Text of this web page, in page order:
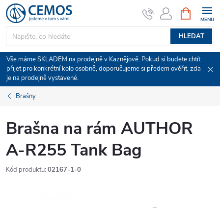
Přejít
na
obsah
HLEDAT
NÁKUPNÍ
KOŠÍK
Vše máme SKLADEM na prodejně v Kaznějově. Pokud si budete chtít
přijet pro konkrétní kolo osobně, doporučujeme si předem ověřit, zda
je na prodejně vystavené.
Brašny
Brašna na rám AUTHOR
A-R255 Tank Bag
Kód produktu: 02167-1-0